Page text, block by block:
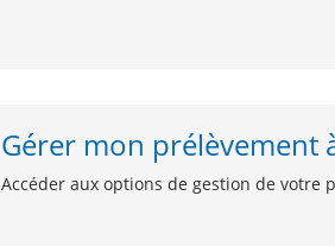
Gérer mon prélèvement
Accéder aux options de gestion de votre